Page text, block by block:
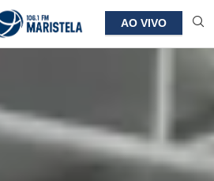
AO VIVO